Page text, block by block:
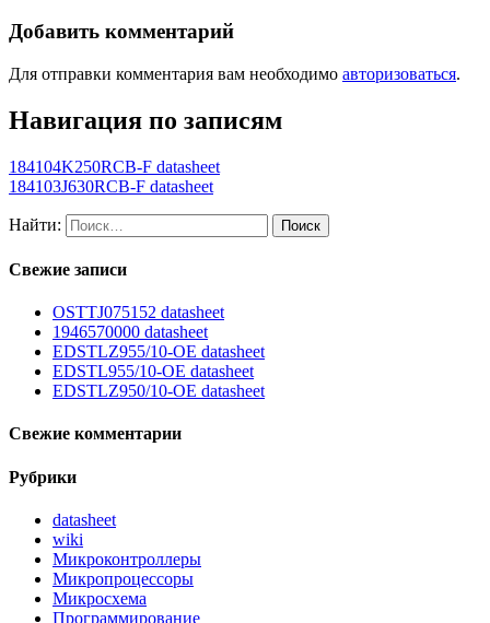
Добавить комментарий
Для отправки комментария вам необходимо авторизоваться.
Навигация по записям
184104K250RCB-F datasheet
184103J630RCB-F datasheet
Найти:
Свежие записи
OSTTJ075152 datasheet
1946570000 datasheet
EDSTLZ955/10-OE datasheet
EDSTL955/10-OE datasheet
EDSTLZ950/10-OE datasheet
Свежие комментарии
Рубрики
datasheet
wiki
Микроконтроллеры
Микропроцессоры
Микросхема
Программирование